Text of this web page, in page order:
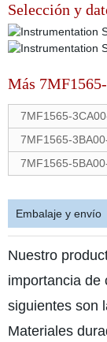
Selección y
Más
7MF1565-
7MF1565-
7MF1565-
Embalaje y envío
Nuestro
importancia de
siguientes son
Materiales